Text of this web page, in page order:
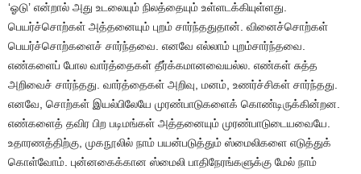
‘ஓடு’ என்றால் அது உடலையும் நிலத்தையும் உள்ளடக்கியுள்ளது.
பெயர்ச்சொற்கள் அத்தனையும் புறம் சார்ந்ததுதான். வினைச்சொற்கள்
பெயர்ச்சொற்களைச் சார்ந்தவை. எனவே எல்லாம் புறம்சார்ந்தவை.
எண்களைப் போல வார்த்தைகள் தீர்க்கமானவையல்ல. எண்கள் சுத்த
அறிவைச் சார்ந்தது. வார்த்தைகள் அறிவு, மனம், உணர்ச்சிகள் சார்ந்தது.
எனவே, சொற்கள் இயல்பிலேயே முரண்பாடுகளைக் கொண்டிருக்கின்றன.
எண்களைத் தவிர பிற படிமங்கள் அத்தனையும் முரண்பாடுடையவையே.
உதாரணத்திற்கு, முகநூலில் நாம் பயன்படுத்தும் ஸ்மைலிகளை எடுத்துக்
கொள்வோம். புன்னகைக்கான ஸ்மைலி பாதிநேரங்களுக்கு மேல் நாம்